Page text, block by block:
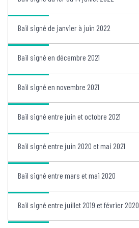
Bail signé de janvier à juin 2022
Bail signé en décembre 2021
Bail signé en novembre 2021
Bail signé entre juin et octobre 2021
Bail signé entre juin 2020 et mai 2021
Bail signé entre mars et mai 2020
Bail signé entre juillet 2019 et février 2020